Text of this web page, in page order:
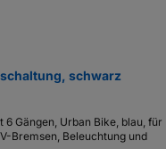
schwarz
Gängen, Urban Bike, blau, für
Bremsen, Beleuchtung und